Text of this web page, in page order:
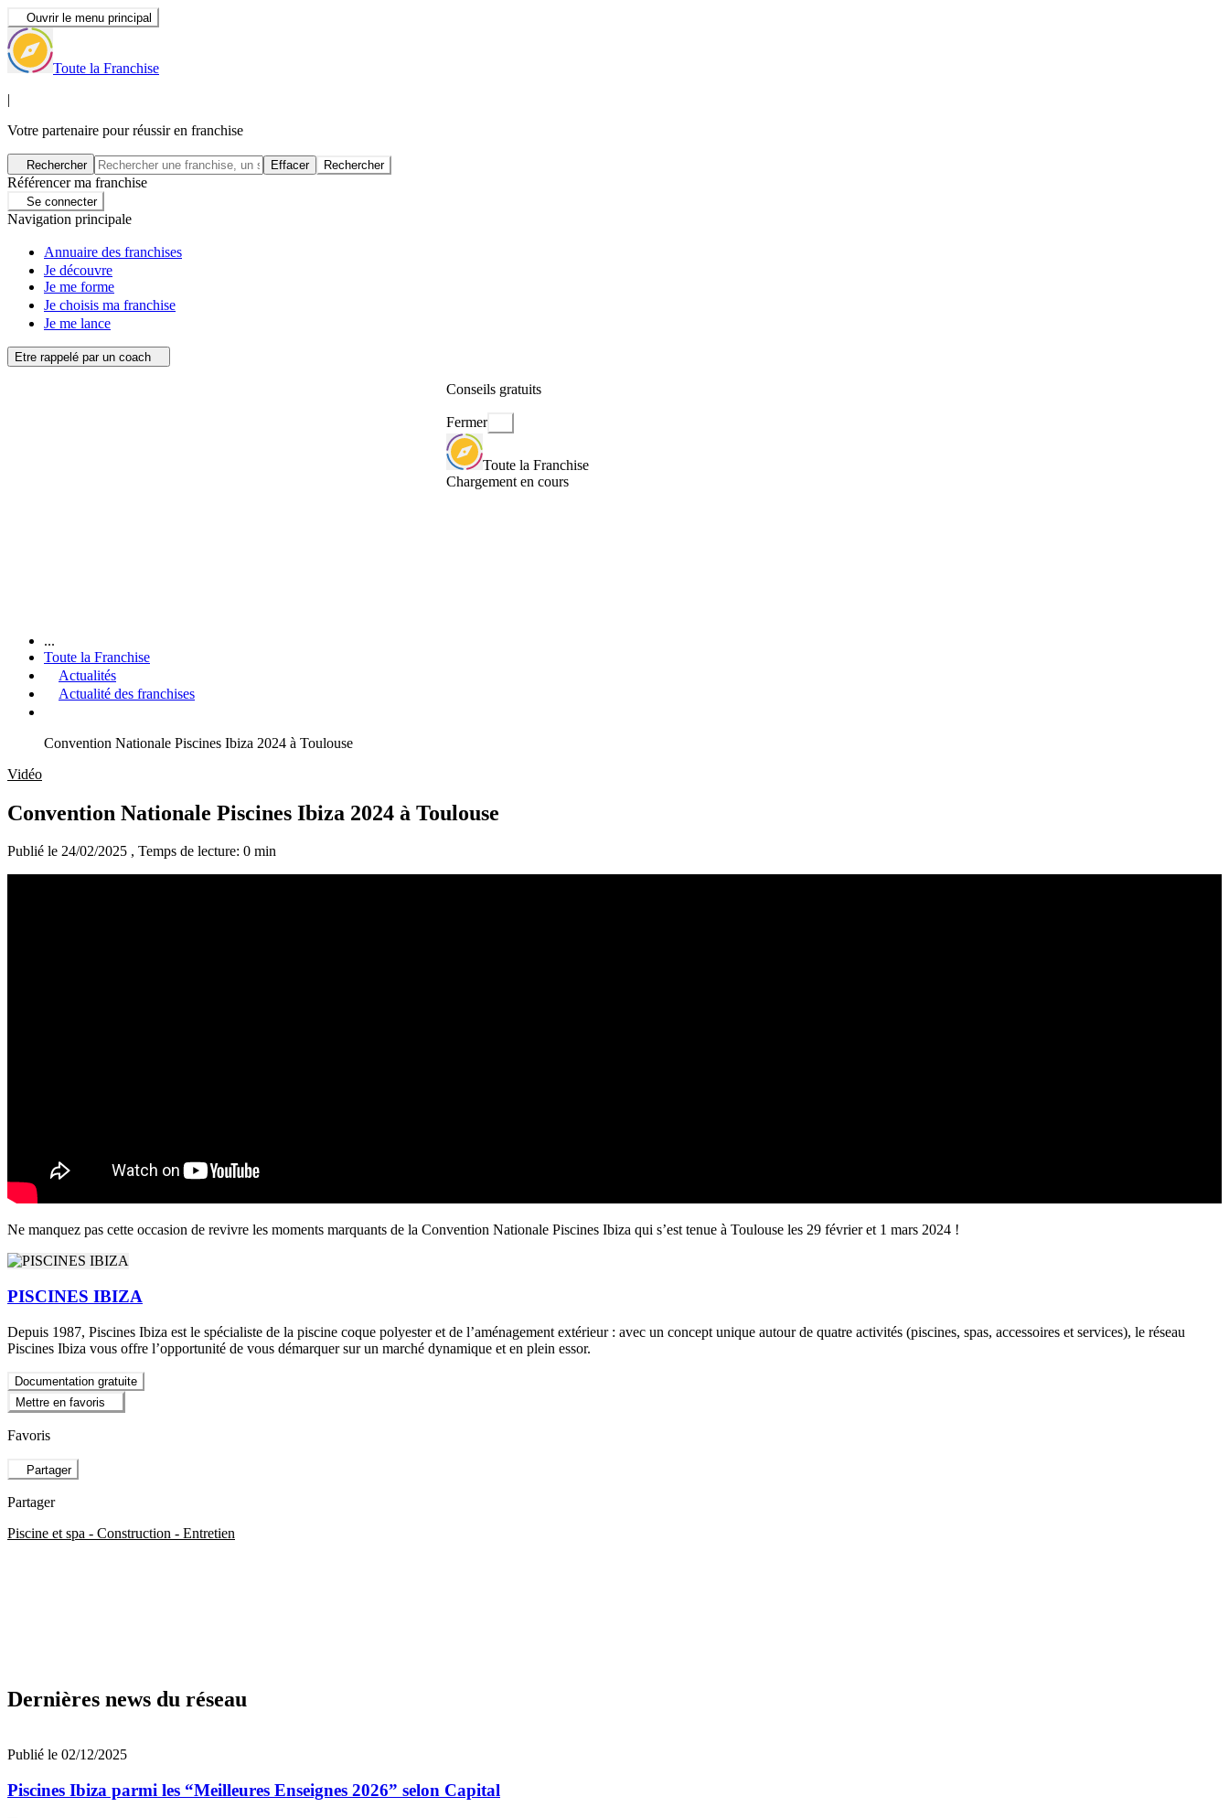
Ouvrir le menu principal
Toute la Franchise
|
Votre partenaire pour réussir en franchise
Rechercher Effacer Rechercher
Référencer ma franchise
Se connecter
Navigation principale
Annuaire des franchises
Je découvre
Je me forme
Je choisis ma franchise
Je me lance
Etre rappelé par un coach
Conseils gratuits
Fermer
Toute la Franchise
Chargement en cours
...
Toute la Franchise
Actualités
Actualité des franchises
Convention Nationale Piscines Ibiza 2024 à Toulouse
Vidéo
Convention Nationale Piscines Ibiza 2024 à Toulouse
Publié le 24/02/2025 , Temps de lecture: 0 min
Ne manquez pas cette occasion de revivre les moments marquants de la Convention Nationale Piscines Ibiza qui s’est tenue à Toulouse les 29 février et 1 mars 2024 !
PISCINES IBIZA
Depuis 1987, Piscines Ibiza est le spécialiste de la piscine coque polyester et de l’aménagement extérieur : avec un concept unique autour de quatre activités (piscines, spas, accessoires et services), le réseau
Piscines Ibiza vous offre l’opportunité de vous démarquer sur un marché dynamique et en plein essor.
Documentation gratuite
Mettre en favoris
Favoris
Partager
Partager
Piscine et spa - Construction - Entretien
Dernières news du réseau
Publié le 02/12/2025
Piscines Ibiza parmi les “Meilleures Enseignes 2026” selon Capital